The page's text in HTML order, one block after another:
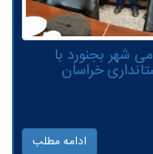
شهر بجنورد با
خراسان
ادامه مطلب